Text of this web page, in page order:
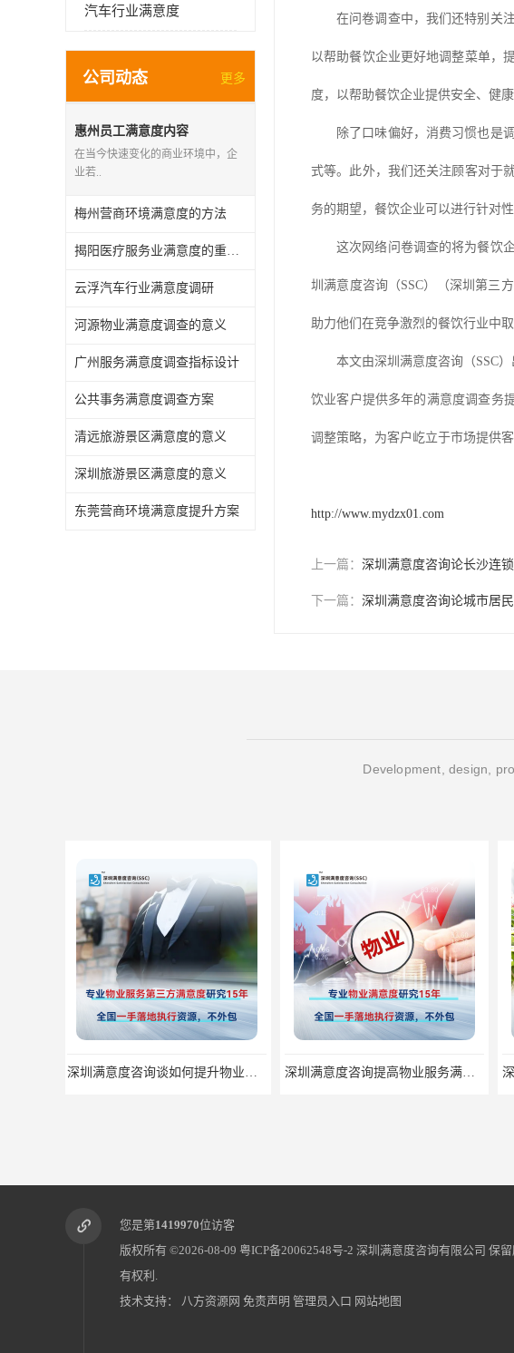
汽车行业满意度
公司动态 更多
惠州员工满意度内容
在当今快速变化的商业环境中，企
业若..
梅州营商环境满意度的方法
揭阳医疗服务业满意度的重要性有哪些
云浮汽车行业满意度调研
河源物业满意度调查的意义
广州服务满意度调查指标设计
公共事务满意度调查方案
清远旅游景区满意度的意义
深圳旅游景区满意度的意义
东莞营商环境满意度提升方案
在问卷调查中，我们还特别关
以帮助餐饮企业更好地调整菜单，
度，以帮助餐饮企业提供安全、健
除了口味偏好，消费习惯也是
式等。此外，我们还关注顾客对于
务的期望，餐饮企业可以进行针对
这次网络问卷调查的将为餐饮
圳满意度咨询（SSC）（深圳第三
助力他们在竞争激烈的餐饮行业中取
本文由深圳满意度咨询（SSC
饮业客户提供多年的满意度调查务
调整策略，为客户屹立于市场提供
http://www.mydzx01.com
上一篇： 深圳满意度咨询论长沙连
下一篇： 深圳满意度咨询论城市居
Development, design,
深圳满意度咨询提高物业服务满意度调查方案 深圳满意度咨询开展医药公司顾客满意度调查
您是第1419970位访客
版权所有 ©2026-08-09 粤ICP备20062548号-2 深圳满意度咨询有限公司 保
有权利.
技术支持： 八方资源网 免责声明 管理员入口 网站地图